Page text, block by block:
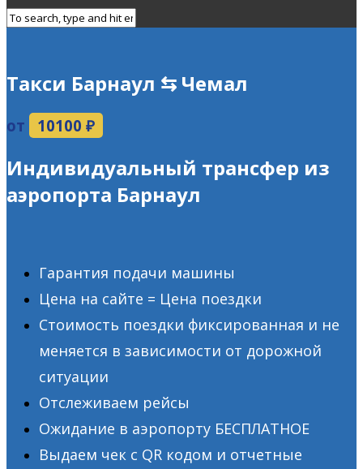
Такси Барнаул ⇆ Чемал
от 10100 ₽
Индивидуальный трансфер из
аэропорта Барнаул
Гарантия подачи машины
Цена на сайте = Цена поездки
Стоимость поездки фиксированная и не
меняется в зависимости от дорожной
ситуации
Отслеживаем рейсы
Ожидание в аэропорту БЕСПЛАТНОЕ
Выдаем чек с QR кодом и отчетные